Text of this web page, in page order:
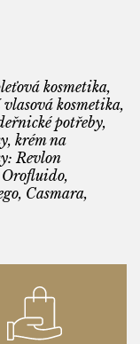
kosmetika,
kosmetika,
potřeby,
krém na
Revlon
Orofluido,
Casmara,